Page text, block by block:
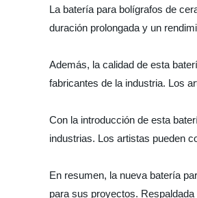
La batería para bolígrafos de
duración prolongada y un
Además, la calidad de esta
fabricantes de la industria. Los
Con la introducción de esta
industrias. Los artistas pueden
En resumen, la nueva batería
para sus proyectos.